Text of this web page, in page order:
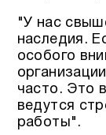
"У нас
наследия.
особого
часто. Это
ведутся
работы".